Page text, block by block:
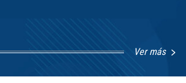
Ver más